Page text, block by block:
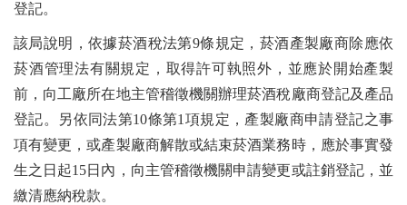
登記。
該局說明，依據菸酒稅法第9條規定，菸酒產製廠商除應依
菸酒管理法有關規定，取得許可執照外，並應於開始產製
前，向工廠所在地主管稽徵機關辦理菸酒稅廠商登記及產品
登記。另依同法第10條第1項規定，產製廠商申請登記之事
項有變更，或產製廠商解散或結束菸酒業務時，應於事實發
生之日起15日內，向主管稽徵機關申請變更或註銷登記，並
繳清應納稅款。